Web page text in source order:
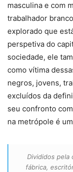
masculina e com
trabalhador
explorado que
perspetiva do
sociedade, ele
como vítima
negros, jovens,
excluídos da
seu confronto
na metrópole é
Divididos pela
fábrica,